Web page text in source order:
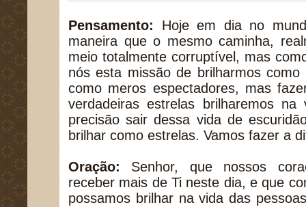
Pensamento: Hoje em dia no
maneira que o mesmo caminha,
meio totalmente corruptível, mas
nós esta missão de brilharmos
como meros espectadores, mas
verdadeiras estrelas brilharemos
precisão sair dessa vida de
brilhar como estrelas. Vamos fazer a
Oração: Senhor, que nossos
receber mais de Ti neste dia, e que
possamos brilhar na vida das